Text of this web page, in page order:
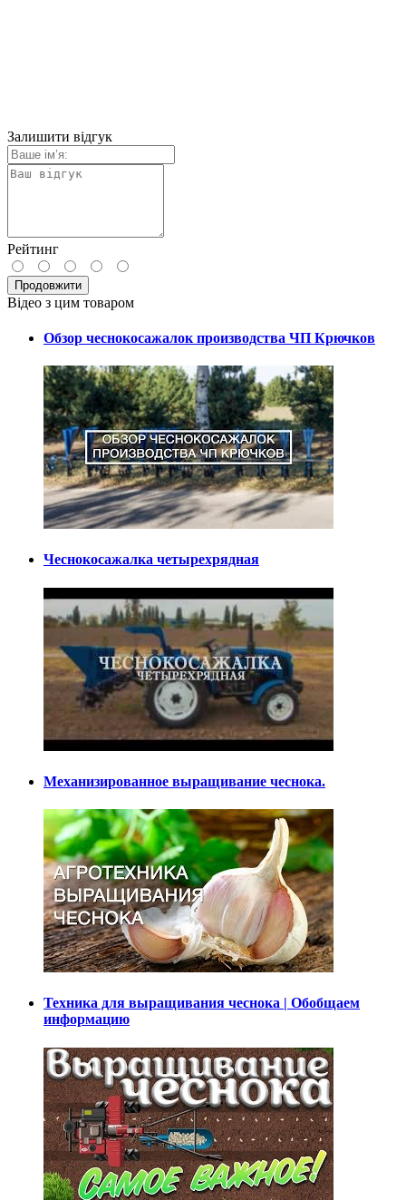
Залишити відгук
Рейтинг
Продовжити
Відео з цим товаром
Обзор чеснокосажалок производства ЧП Крючков
Чеснокосажалка четырехрядная
Механизированное выращивание чеснока.
Техника для выращивания чеснока | Обобщаем
информацию